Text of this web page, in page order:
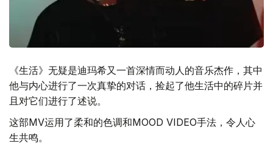
《生活》无疑是迪玛希又一首深情而动人的音乐杰作，其中
他与内心进行了一次真挚的对话，捡起了他生活中的碎片并
且对它们进行了述说。
这部MV运用了柔和的色调和MOOD VIDEO手法，令人心
生共鸣。